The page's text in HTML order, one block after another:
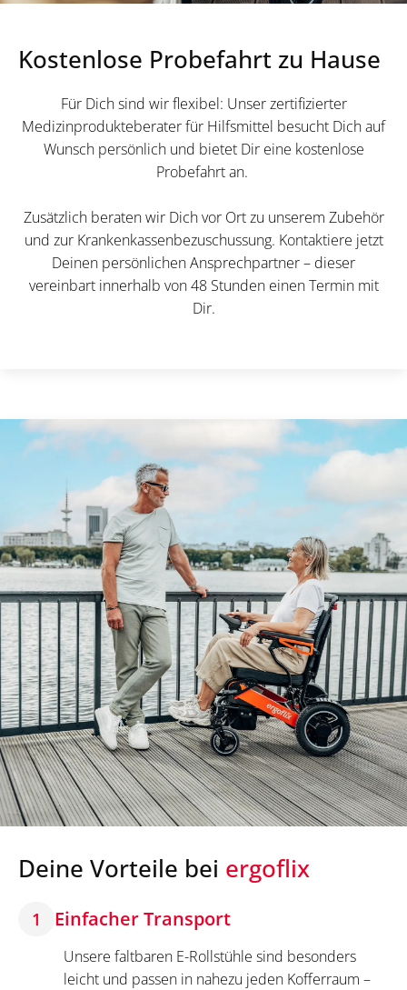
Kostenlose Probefahrt zu Hause
Für Dich sind wir flexibel: Unser zertifizierter
Medizinprodukteberater für Hilfsmittel besucht Dich auf
Wunsch persönlich und bietet Dir eine kostenlose
Probefahrt an.
Zusätzlich beraten wir Dich vor Ort zu unserem Zubehör
und zur Krankenkassenbezuschussung. Kontaktiere jetzt
Deinen persönlichen Ansprechpartner – dieser
vereinbart innerhalb von 48 Stunden einen Termin mit
Dir.
Deine Vorteile bei ergoflix
1 Einfacher Transport
Unsere faltbaren E-Rollstühle sind besonders
leicht und passen in nahezu jeden Kofferraum –